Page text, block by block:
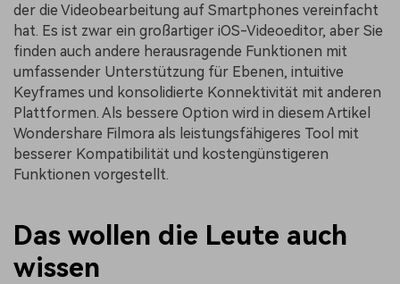
der die Videobearbeitung auf Smartphones vereinfacht
hat. Es ist zwar ein großartiger iOS-Videoeditor, aber Sie
finden auch andere herausragende Funktionen mit
umfassender Unterstützung für Ebenen, intuitive
Keyframes und konsolidierte Konnektivität mit anderen
Plattformen. Als bessere Option wird in diesem Artikel
Wondershare Filmora als leistungsfähigeres Tool mit
besserer Kompatibilität und kostengünstigeren
Funktionen vorgestellt.
Das wollen die Leute auch
wissen